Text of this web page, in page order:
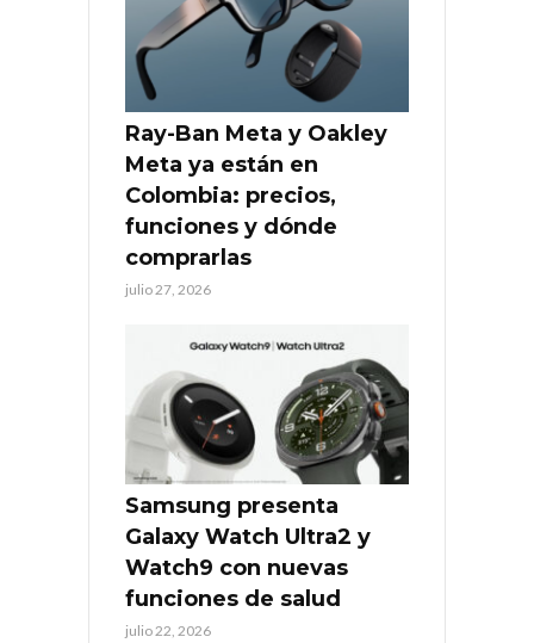
Ray-Ban Meta y Oakley
Meta ya están en
Colombia: precios,
funciones y dónde
comprarlas
julio 27, 2026
Samsung presenta
Galaxy Watch Ultra2 y
Watch9 con nuevas
funciones de salud
julio 22, 2026